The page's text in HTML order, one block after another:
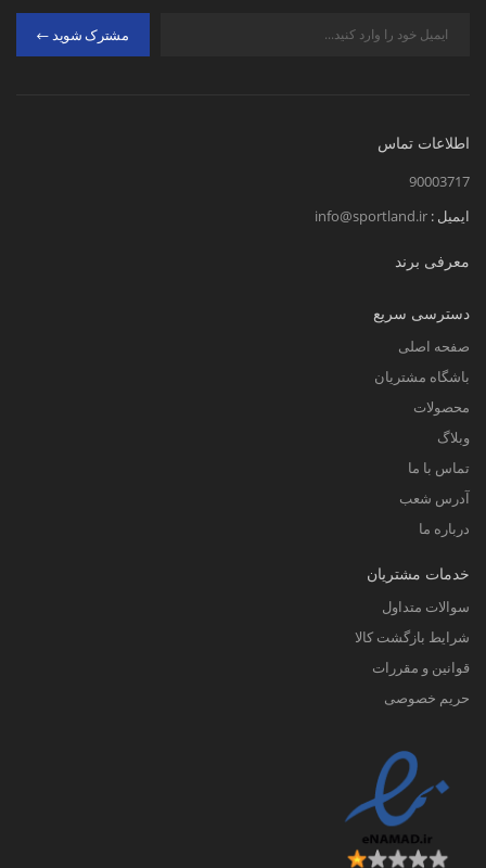
مشترک شوید
اطلاعات تماس
90003717
ایمیل : info@sportland.ir
معرفی برند
دسترسی سریع
صفحه اصلی
باشگاه مشتریان
محصولات
وبلاگ
تماس با ما
آدرس شعب
درباره ما
خدمات مشتریان
سوالات متداول
شرایط بازگشت کالا
قوانین و مقررات
حریم خصوصی